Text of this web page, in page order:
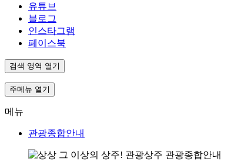
유튜브
블로그
인스타그램
페이스북
검색 영역 열기
주메뉴 열기
메뉴
관광종합안내
관광종합안내